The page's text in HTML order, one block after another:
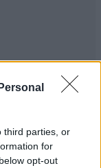
third parties, or
for
opt-out